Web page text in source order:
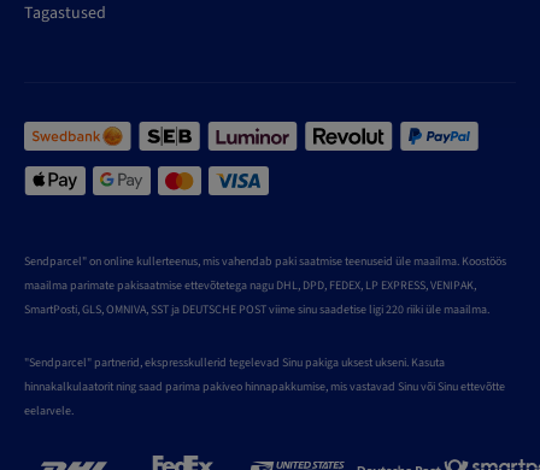
Tagastused
Sendparcel" on online kullerteenus, mis vahendab paki saatmise teenuseid üle maailma. Koostöös
maailma parimate pakisaatmise ettevõtetega nagu DHL, DPD, FEDEX, LP EXPRESS, VENIPAK,
SmartPosti, GLS, OMNIVA, SST ja DEUTSCHE POST viime sinu saadetise ligi 220 riiki üle maailma.
"Sendparcel" partnerid, ekspresskullerid tegelevad Sinu pakiga uksest ukseni. Kasuta
hinnakalkulaatorit ning saad parima pakiveo hinnapakkumise, mis vastavad Sinu või Sinu ettevõtte
eelarvele.